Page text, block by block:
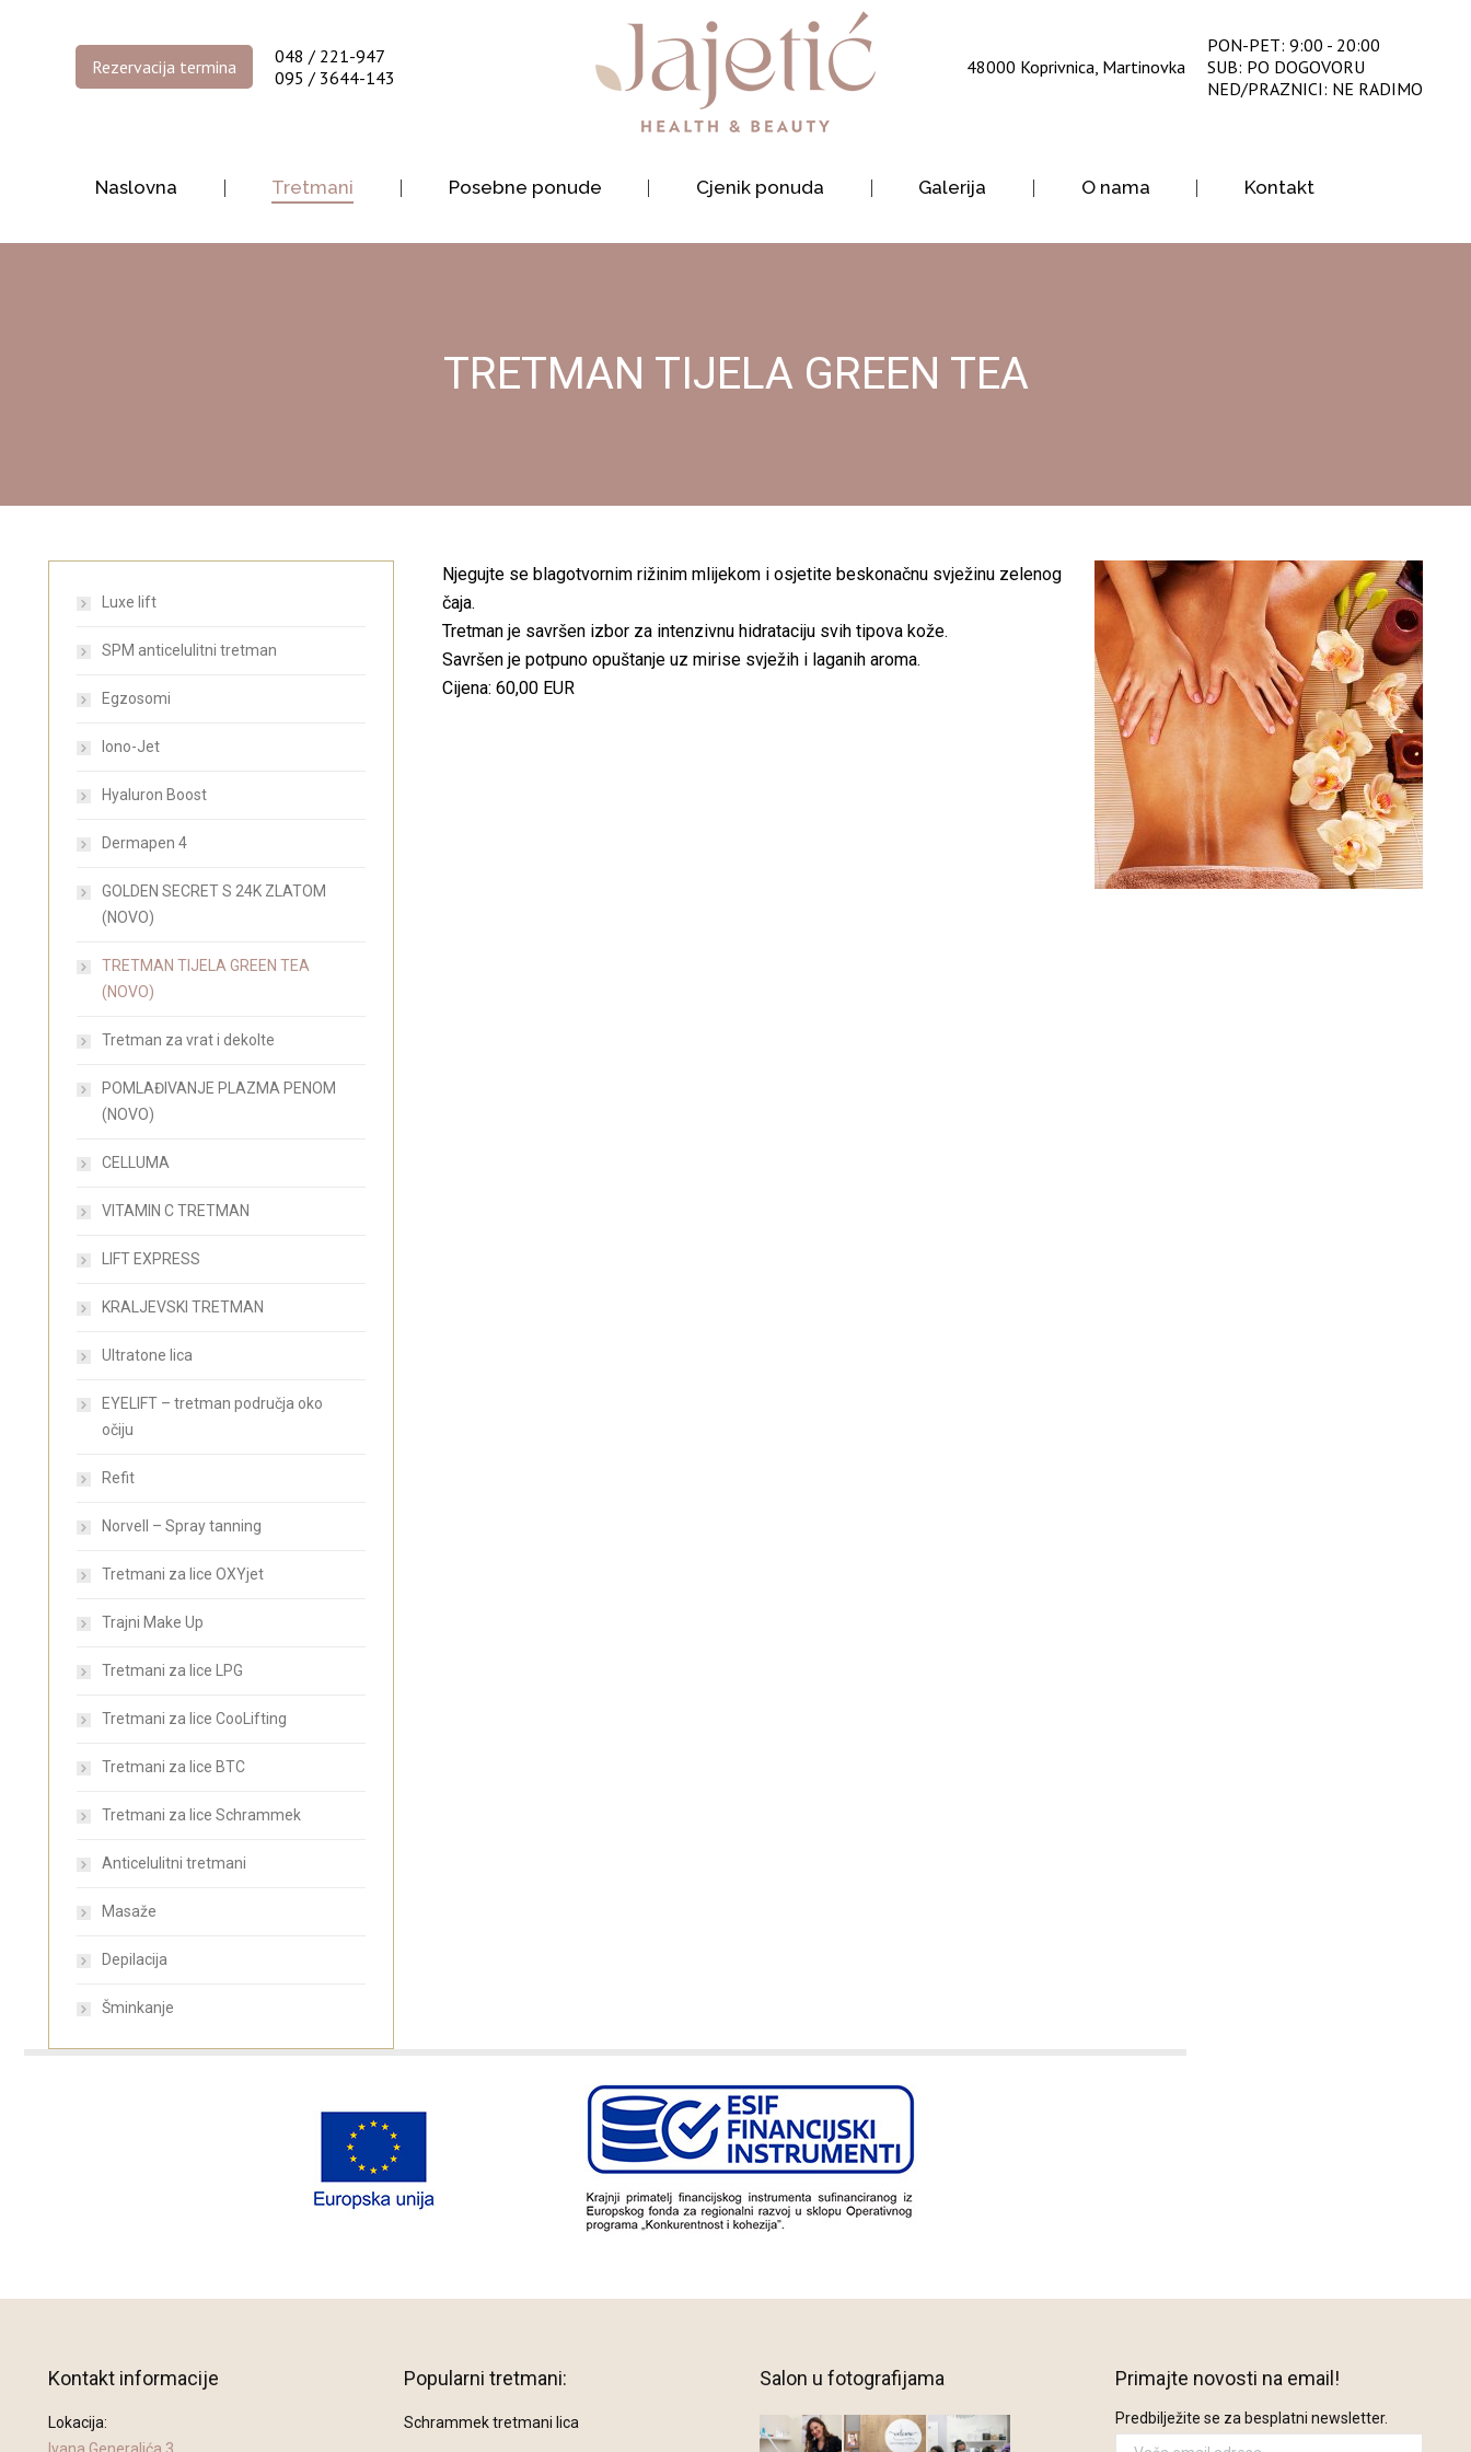
Rezervacija termina
048 / 221-947
095 / 3644-143
48000 Koprivnica, Martinovka
PON-PET: 9:00 - 20:00
SUB: PO DOGOVORU
NED/PRAZNICI: NE RADIMO
Naslovna Tretmani Posebne ponude Cjenik ponuda Galerija O nama Kontakt
TRETMAN TIJELA GREEN TEA
Njegujte se blagotvornim rižinim mlijekom i osjetite beskonačnu svježinu zelenog
čaja.
Tretman je savršen izbor za intenzivnu hidrataciju svih tipova kože.
Savršen je potpuno opuštanje uz mirise svježih i laganih aroma.
Cijena: 60,00 EUR
Luxe lift
SPM anticelulitni tretman
Egzosomi
Iono-Jet
Hyaluron Boost
Dermapen 4
GOLDEN SECRET S 24K ZLATOM
(NOVO)
TRETMAN TIJELA GREEN TEA
(NOVO)
Tretman za vrat i dekolte
POMLAĐIVANJE PLAZMA PENOM
(NOVO)
CELLUMA
VITAMIN C TRETMAN
LIFT EXPRESS
KRALJEVSKI TRETMAN
Ultratone lica
EYELIFT – tretman područja oko
očiju
Refit
Norvell – Spray tanning
Tretmani za lice OXYjet
Trajni Make Up
Tretmani za lice LPG
Tretmani za lice CooLifting
Tretmani za lice BTC
Tretmani za lice Schrammek
Anticelulitni tretmani
Masaže
Depilacija
Šminkanje
Kontakt informacije
Lokacija:
Popularni tretmani:
Schrammek tretmani lica
Salon u fotografijama Primajte novosti na email!
Predbilježite se za besplatni newsletter.